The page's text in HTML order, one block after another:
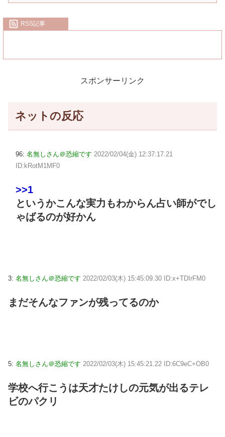
RSS記事
スポンサーリンク
ネットの反応
96: 名無しさん＠恐縮です 2022/02/04(金) 12:37:17.21
ID:kRotM1MF0
>>1
というかこんな実力もわからん占い師がでし
ゃばるのが好かん
3: 名無しさん＠恐縮です 2022/02/03(木) 15:45:09.30 ID:x+TDIrFM0
まだそんなファンが残ってるのか
5: 名無しさん＠恐縮です 2022/02/03(木) 15:45:21.22 ID:6C9eC+OB0
学校へ行こうは天才たけしの元気が出るテレ
ビのパクリ